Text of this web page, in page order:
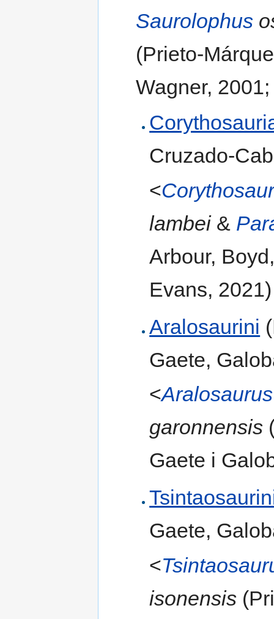
Saurolophus
(Prieto-
Wagner,
Cruzado-
<
lambei&
Arbour,
Evans, 2021)
Aralosaurini
Gaete,
<Aralosaurus
garonnensis
Gaete i
Gaete,
<
isonensis